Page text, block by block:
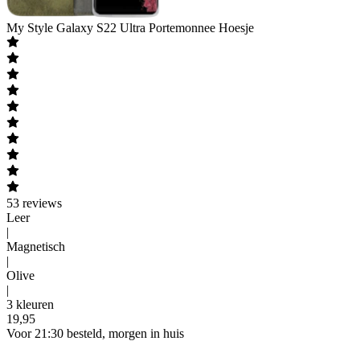
My Style Galaxy S22 Ultra Portemonnee Hoesje
53 reviews
Leer
|
Magnetisch
|
Olive
|
3 kleuren
19,95
Voor 21:30 besteld, morgen in huis